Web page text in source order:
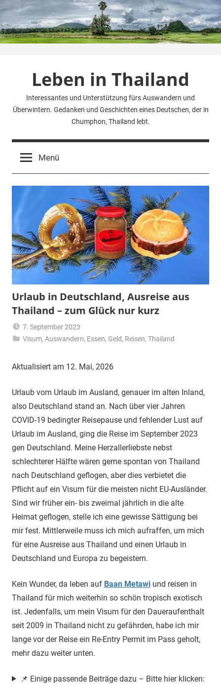
Zum
Inhalt
springen
Leben in Thailand
Interessantes und Unterstützung fürs Auswandern und
Überwintern. Gedanken und Geschichten eines Deutschen, der in
Chumphon, Thailand lebt.
Menü
Urlaub in Deutschland, Ausreise aus
Thailand – zum Glück nur kurz
7. September 2023
Matt
Visum,Auswandern, Essen, Geld, Reisen,Thailand
Aktualisiert am 12. Mai, 2026
Urlaub vom Urlaub im Ausland, genauer im alten Inland,
also Deutschland stand an. Nach über vier Jahren
COVID-19 bedingter Reisepause und fehlender Lust auf
Urlaub im Ausland, ging die Reise im September 2023
gen Deutschland. Meine Herzallerliebste nebst
schlechterer Hälfte wären gerne spontan von Thailand
nach Deutschland geflogen, aber dies verbietet die
Pflicht auf ein Visum für die meisten nicht EU-Ausländer.
Sind wir früher ein- bis zweimal jährlich in die alte
Heimat geflogen, stelle ich eine gewisse Sättigung bei
mir fest. Mittlerweile muss ich mich aufraffen, um mich
für eine Ausreise aus Thailand und einen Urlaub in
Deutschland und Europa zu begeistern.
Kein Wunder, da leben auf Baan Metawi und reisen in
Thailand für mich weiterhin so schön tropisch exotisch
ist. Jedenfalls, um mein Visum für den Daueraufenthalt
seit 2009 in Thailand nicht zu gefährden, habe ich mir
lange vor der Reise ein Re-Entry Permit im Pass geholt,
mehr dazu weiter unten.
📌 Einige passende Beiträge dazu – Bitte hier klicken: